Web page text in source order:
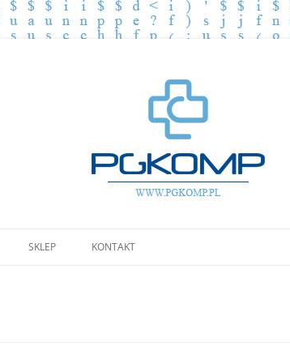
SKLEP KONTAKT